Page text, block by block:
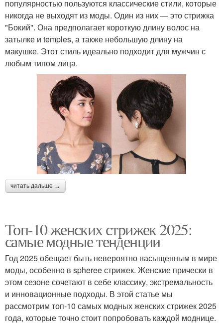
популярностью пользуются классические стили, которые
никогда не выходят из моды. Один из них — это стрижка
"Бокий". Она предполагает короткую длину волос на
затылке и temples, а также небольшую длину на
макушке. Этот стиль идеально подходит для мужчин с
любым типом лица.
читать дальше →
Топ-10 женских стрижек 2025:
самые модные тенденции
Год 2025 обещает быть невероятно насыщенным в мире
моды, особенно в spheree стрижек. Женские прически в
этом сезоне сочетают в себе классику, экстремальность
и инновационные подходы. В этой статье мы
рассмотрим топ-10 самых модных женских стрижек 2025
года, которые точно стоит попробовать каждой моднице.